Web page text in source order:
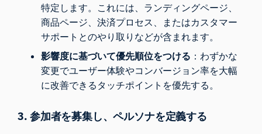
特定します。これには、ランディングページ、
商品ページ、決済プロセス、またはカスタマー
サポートとのやり取りなどが含まれます。
影響度に基づいて優先順位をつける ：わずかな
変更でユーザー体験やコンバージョン率を大幅
に改善できるタッチポイントを優先する。
3. 参加者を募集し、ペルソナを定義する